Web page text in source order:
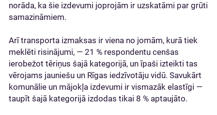
norāda, ka šie izdevumi joprojām ir uzskatāmi par grūti
samazināmiem.
Arī transporta izmaksas ir viena no jomām, kurā tiek
meklēti risinājumi, — 21 % respondentu cenšas
ierobežot tēriņus šajā kategorijā, un īpaši izteikti tas
vērojams jauniešu un Rīgas iedzīvotāju vidū. Savukārt
komunālie un mājokļa izdevumi ir vismazāk elastīgi —
taupīt šajā kategorijā izdodas tikai 8 % aptaujāto.